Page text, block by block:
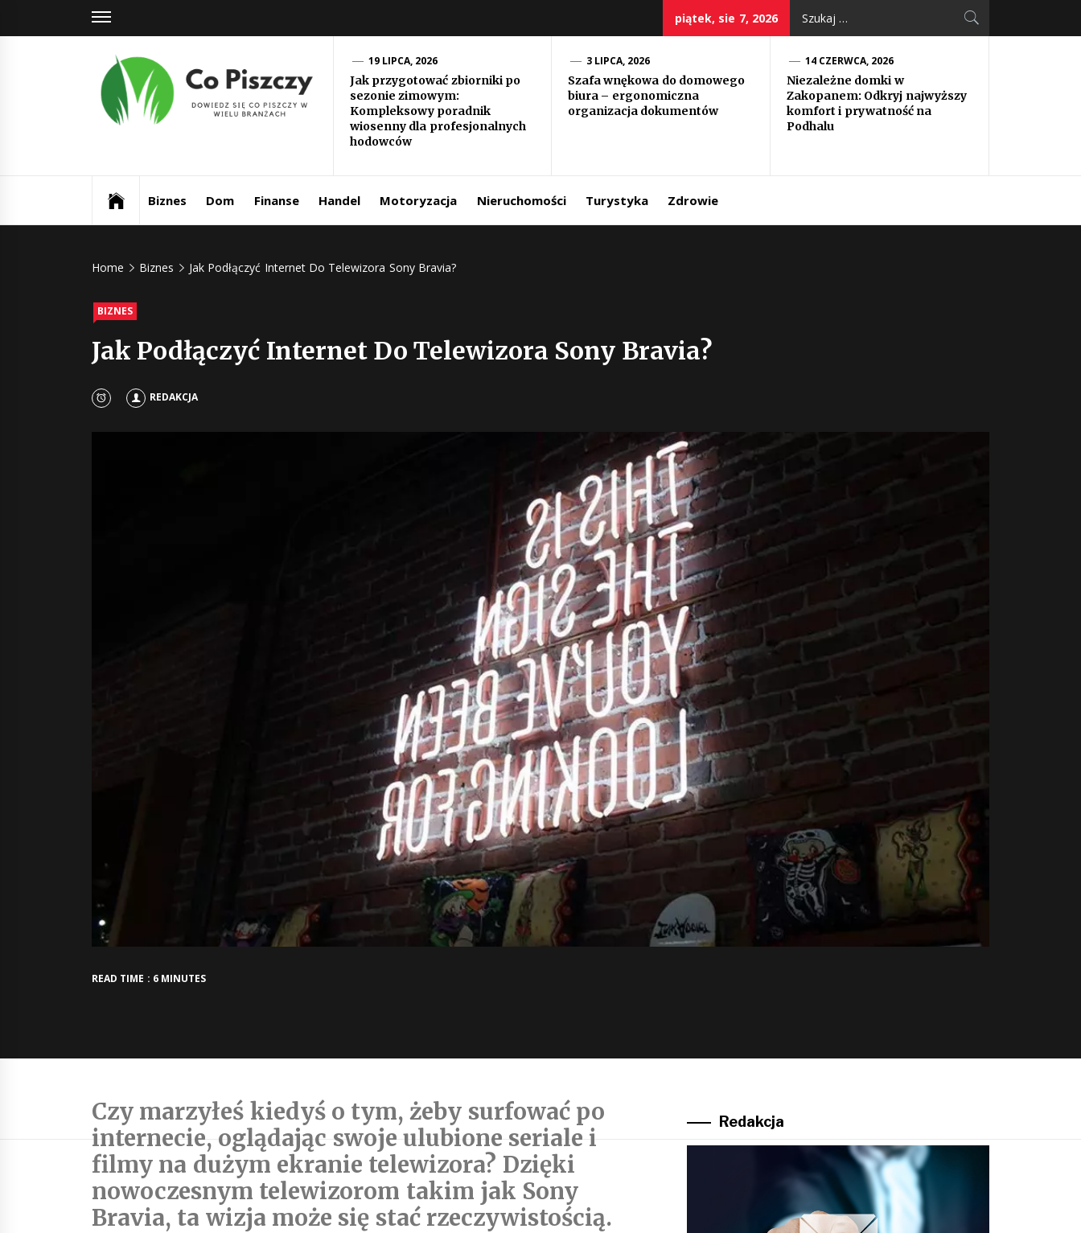
piątek, sie 7, 2026
Szukaj:
Co
Piszczy
19 LIPCA, 2026
Jak przygotować zbiorniki po
sezonie zimowym:
Kompleksowy poradnik
wiosenny dla profesjonalnych
hodowców
3 LIPCA, 2026
Szafa wnękowa do domowego
biura – ergonomiczna
organizacja dokumentów
14 CZERWCA, 2026
Niezależne domki w
Zakopanem: Odkryj najwyższy
komfort i prywatność na
Podhalu
Biznes Dom Finanse Handel Motoryzacja Nieruchomości Turystyka Zdrowie
Home Biznes Jak Podłączyć Internet Do Telewizora Sony Bravia?
BIZNES
Jak Podłączyć Internet Do Telewizora Sony Bravia?
REDAKCJA
READ TIME : 6 MINUTES
Czy marzyłeś kiedyś o tym, żeby surfować po
internecie, oglądając swoje ulubione seriale i
filmy na dużym ekranie telewizora? Dzięki
nowoczesnym telewizorom takim jak Sony
Bravia, ta wizja może się stać rzeczywistością.
Redakcja